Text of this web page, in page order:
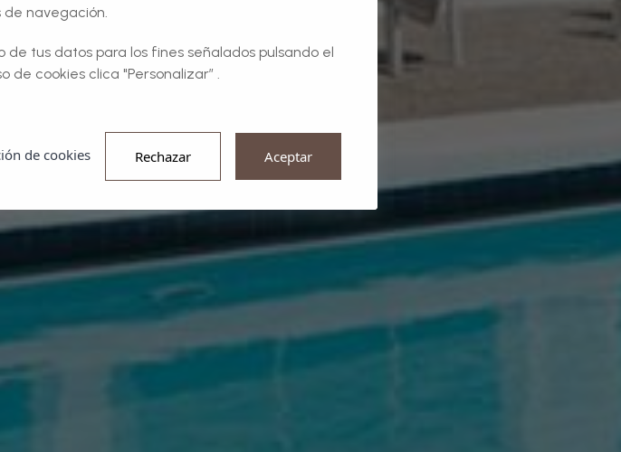
navegación.
tus datos para los fines señalados pulsando el
de cookies clica "Personalizar” .
de cookies Rechazar Aceptar